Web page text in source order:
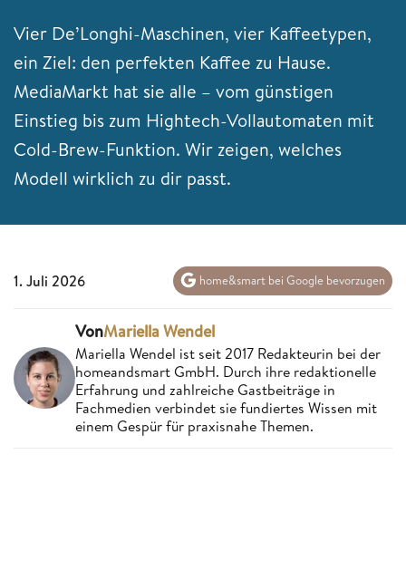
Vier De’Longhi-Maschinen, vier Kaffeetypen,
ein Ziel: den perfekten Kaffee zu Hause.
MediaMarkt hat sie alle – vom günstigen
Einstieg bis zum Hightech-Vollautomaten mit
Cold-Brew-Funktion. Wir zeigen, welches
Modell wirklich zu dir passt.
1. Juli 2026 home&smart bei Google bevorzugen
VonMariella Wendel
Mariella Wendel ist seit 2017 Redakteurin bei der
homeandsmart GmbH. Durch ihre redaktionelle
Erfahrung und zahlreiche Gastbeiträge in
Fachmedien verbindet sie fundiertes Wissen mit
einem Gespür für praxisnahe Themen.